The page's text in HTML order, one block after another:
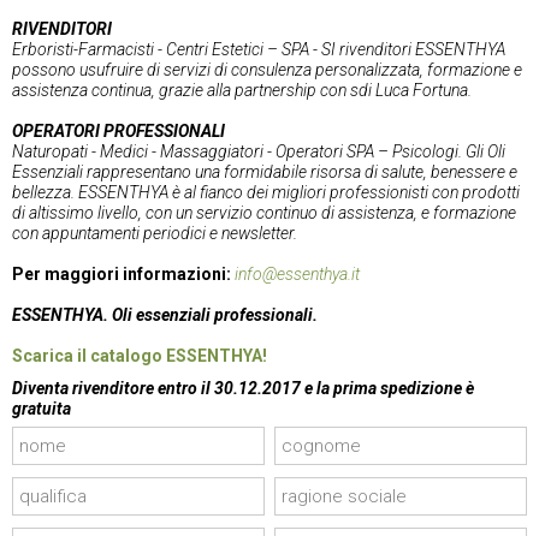
RIVENDITORI
Erboristi-Farmacisti - Centri Estetici – SPA - SI rivenditori ESSENTHYA
possono usufruire di servizi di consulenza personalizzata, formazione e
assistenza continua, grazie alla partnership con sdi Luca Fortuna.
OPERATORI PROFESSIONALI
Naturopati - Medici - Massaggiatori - Operatori SPA – Psicologi. Gli Oli
Essenziali rappresentano una formidabile risorsa di salute, benessere e
bellezza. ESSENTHYA è al fianco dei migliori professionisti con prodotti
di altissimo livello, con un servizio continuo di assistenza, e formazione
con appuntamenti periodici e newsletter.
Per maggiori informazioni: info@essenthya.it
ESSENTHYA. Oli essenziali professionali.
Scarica il catalogo ESSENTHYA!
Diventa rivenditore entro il 30.12.2017 e la prima spedizione è
gratuita